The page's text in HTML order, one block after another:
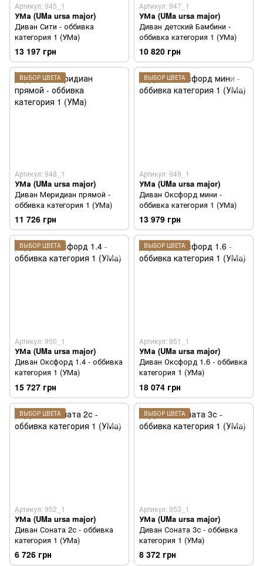
Артикул: 945_1
УМа (UMa ursa major)
Диван Сити - оббивка
категория 1 (УМа)
13 197 грн
Артикул: 947_1
УМа (UMa ursa major)
Диван детский Бамбини -
оббивка категория 1 (УМа)
10 820 грн
ВЫБОР ЦВЕТА
Артикул: 948_1
УМа (UMa ursa major)
Диван Меридиан прямой -
оббивка категория 1 (УМа)
11 726 грн
ВЫБОР ЦВЕТА
Артикул: 949_1
УМа (UMa ursa major)
Диван Оксфорд мини -
оббивка категория 1 (УМа)
13 979 грн
ВЫБОР ЦВЕТА
Артикул: 950_1
УМа (UMa ursa major)
Диван Оксфорд 1.4 - оббивка
категория 1 (УМа)
15 727 грн
ВЫБОР ЦВЕТА
Артикул: 951_1
УМа (UMa ursa major)
Диван Оксфорд 1.6 - оббивка
категория 1 (УМа)
18 074 грн
ВЫБОР ЦВЕТА
Артикул: 952_1
УМа (UMa ursa major)
Диван Соната 2с - оббивка
категория 1 (УМа)
6 726 грн
ВЫБОР ЦВЕТА
Артикул: 953_1
УМа (UMa ursa major)
Диван Соната 3с - оббивка
категория 1 (УМа)
8 372 грн